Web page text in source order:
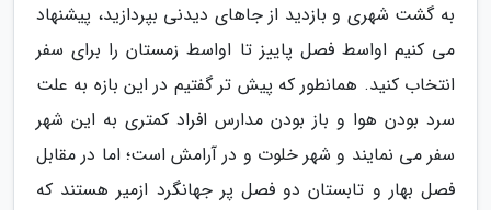
به گشت شهری و بازدید از جاهای دیدنی بپردازید، پیشنهاد
می کنیم اواسط فصل پاییز تا اواسط زمستان را برای سفر
انتخاب کنید. همانطور که پیش تر گفتیم در این بازه به علت
سرد بودن هوا و باز بودن مدارس افراد کمتری به این شهر
سفر می نمایند و شهر خلوت و در آرامش است؛ اما در مقابل
فصل بهار و تابستان دو فصل پر جهانگرد ازمیر هستند که